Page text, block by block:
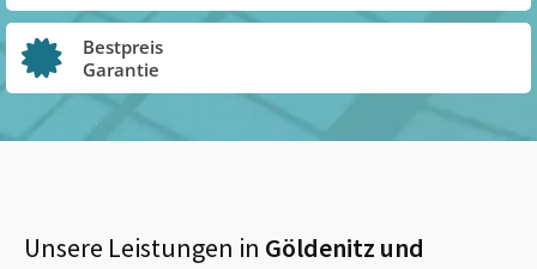
Bestpreis
Garantie
Unsere Leistungen in Göldenitz und